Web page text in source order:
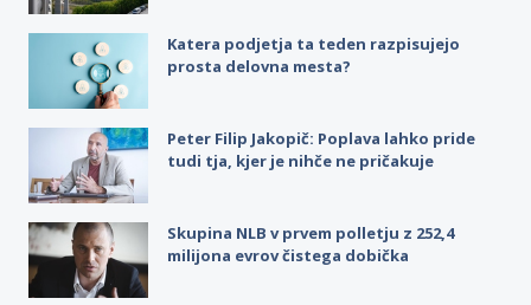
Katera podjetja ta teden razpisujejo
prosta delovna mesta?
Peter Filip Jakopič: Poplava lahko pride
tudi tja, kjer je nihče ne pričakuje
Skupina NLB v prvem polletju z 252,4
milijona evrov čistega dobička